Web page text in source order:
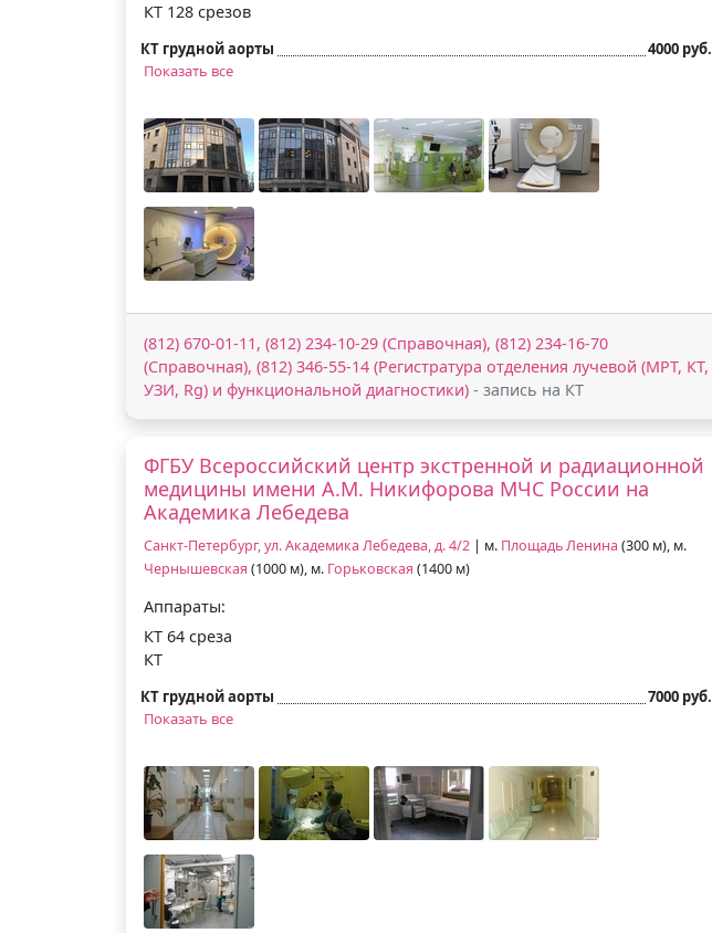
КТ 128 срезов
КТ грудной аорты
4000 руб.
Показать все
(812) 670-01-11, (812) 234-10-29 (Справочная), (812) 234-16-70
(Справочная), (812) 346-55-14 (Регистратура отделения лучевой (МРТ, КТ,
УЗИ, Rg) и функциональной диагностики) - запись на КТ
ФГБУ Всероссийский центр экстренной и радиационной
медицины имени А.М. Никифорова МЧС России на
Академика Лебедева
Санкт-Петербург, ул. Академика Лебедева, д. 4/2 | м. Площадь Ленина (300 м), м.
Чернышевская (1000 м), м. Горьковская (1400 м)
Аппараты:
КТ 64 среза
КТ
КТ грудной аорты
7000 руб.
Показать все